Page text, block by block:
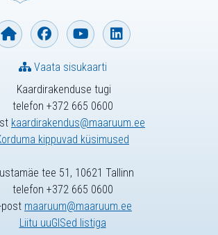
Kaardirakenduse tugi
telefon +372 665 0600
kaardirakendus@maaruum.ee
kippuvad küsimused
Vaata sisukaarti
tee 51, 10621 Tallinn
telefon +372 665 0600
post maaruum@maaruum.ee
Liitu uuGISed listiga